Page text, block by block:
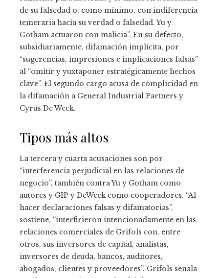
de su falsedad o, como mínimo, con indiferencia
temeraria hacia su verdad o falsedad. Yu y
Gotham actuaron con malicia”. En su defecto,
subsidiariamente, difamación implícita, por
“sugerencias, impresiones e implicaciones falsas”
al “omitir y yuxtaponer estratégicamente hechos
clave”. El segundo cargo acusa de complicidad en
la difamación a General Industrial Partners y
Cyrus De Weck.
Tipos más altos
La tercera y cuarta acusaciones son por
“interferencia perjudicial en las relaciones de
negocio”, también contra Yu y Gotham como
autores y GIP y DeWeck como cooperadores. “Al
hacer declaraciones falsas y difamatorias”,
sostiene, “interfirieron intencionadamente en las
relaciones comerciales de Grifols con, entre
otros, sus inversores de capital, analistas,
inversores de deuda, bancos, auditores,
abogados, clientes y proveedores”. Grifols señala